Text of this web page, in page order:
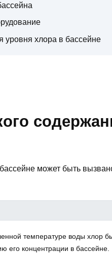
хлора в бассейне
может быть
температуре воды хлор
его концентрации в бассейне.